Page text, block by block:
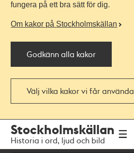
fungera på ett bra sätt för dig.
Om kakor på Stockholmskällan
Godkänn alla kakor
Välj vilka kakor vi får använda
navigationen
huvudinnehållet
Stockholmskällan
Historia i ord, ljud och bild